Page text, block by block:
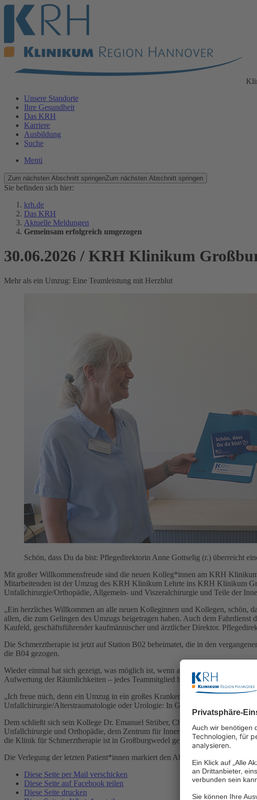
Unsere Standorte
Ihre Gesundheit
Das KRH
Karriere
Ausbildung
Suche
Menü
Zum nächsten Abschnitt springenZum nächsten Abschnitt springen
Sie befinden sich hier:
krh.de
Das KRH
Aktuelle Meldungen
Gemeinsam erfolgreich umgezogen
30.06.2026 / KRH Klinikum
Mehr als ein Umzug: Eine Teamleistung mit Herzblut
Schön, dass Du da bist: Pflegedirektorin Anne Gottselig (r.) überreicht
Mit großer Willkommensfreude sind die neuen Kolleg*innen am KRH
Mitarbeitenden ist der Umzug des KRH Klinikum Lehrte ins KRH Klinikum
Unfallchirurgie/Orthopädie, Allgemein- und Viszeralchirurgie und Teile der
„Ein herzliches Willkommen an alle neuen Kolleginnen und Kollegen, schön,
allen, die zum Gelingen des Umzugs beigetragen haben. Auch dem
Kaufeld, geschäftsführender kaufmännischer und ärztlicher Direktor.
Die Schmerztherapie ist jetzt auf Station B02 beheimatet, die in den
die B04 gezogen.
Wieder einmal hat sich gezeigt, was möglich ist, wenn alle an einem Strang
Aufwertung der Räumlichkeiten – jedes Teammitglied hat seinen Beitrag
„Ich freue mich, denn ein Umzug in ein großes Krankenhaus ist für unsere
Unfallchirurgie/Alterstraumatologie oder Urologie: In Großburgwedel gibt es
Dem schließt sich sein Kollege Dr. Emanuel Strüber, Chefarzt der Klinik für
Unfallchirurgie und Orthopädie, dem Zentrum für Innere Medizin sowie zum
die Klinik für Schmerztherapie ist in Großburgwedel gegründet worden und
Die Verlegung der letzten Patient*innen markiert den Abschluss des Betriebs
Diese Seite per Mail verschicken
Diese Seite auf Facebook teilen
Diese Seite drucken